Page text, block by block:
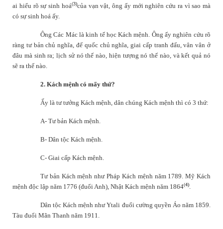
ai hiểu rõ sự sinh hoá(3)của vạn vật, ông ấy mới nghiên cứu ra vì sao mà
có sự sinh hoá ấy.
Ông Các Mác là kinh tế học Kách mệnh. Ông ấy nghiên cứu rõ
ràng tư bản chủ nghĩa, đế quốc chủ nghĩa, giai cấp tranh đấu, vân vân ở
đâu mà sinh ra; lịch sử nó thế nào, hiện tượng nó thế nào, và kết quả nó
sẽ ra thế nào.
2. Kách mệnh có mấy thứ?
Ấy là tư tưởng Kách mệnh, dân chúng Kách mệnh thì có 3 thứ:
A- Tư bản Kách mệnh.
B- Dân tộc Kách mệnh.
C- Giai cấp Kách mệnh.
Tư bản Kách mệnh như Pháp Kách mệnh năm 1789. Mỹ Kách
mệnh độc lập năm 1776 (đuổi Anh), Nhật Kách mệnh năm 1864(4)
Dân tộc Kách mệnh như Ytali đuổi cường quyền Áo năm 1859.
Tàu đuổi Mãn Thanh năm 1911.